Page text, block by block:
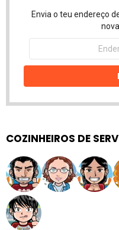
Envia o teu endereço
Endereço
email
COZINHEIROS DE